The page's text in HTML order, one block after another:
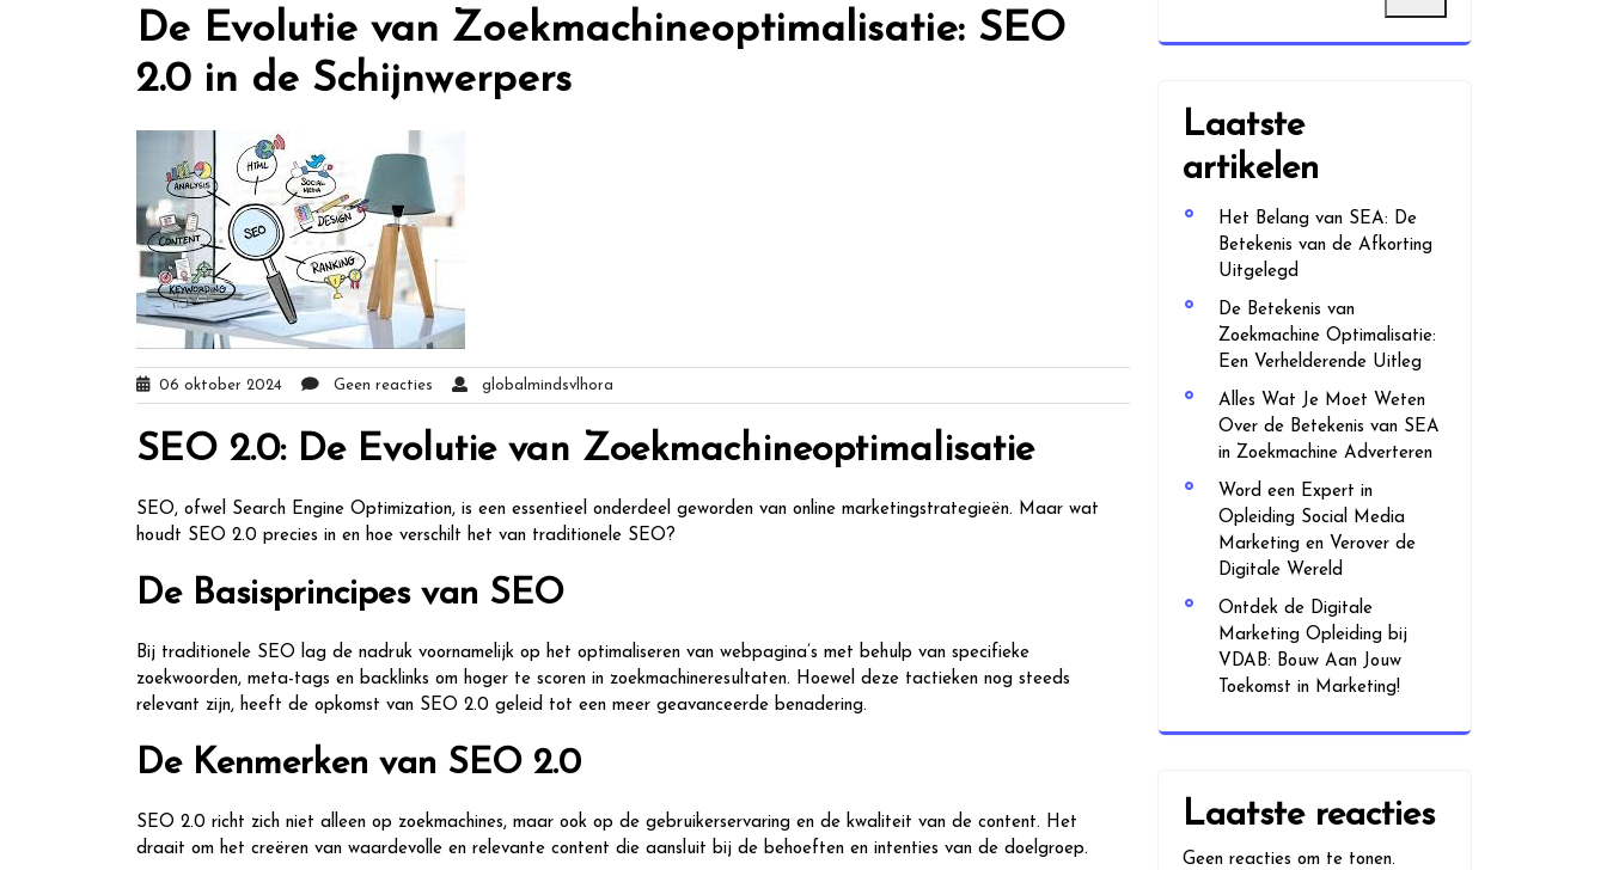
De Evolutie van Zoekmachineoptimalisatie: SEO
2.0 in de Schijnwerpers
06 oktober 2024 Geen reacties globalmindsvlhora
SEO 2.0: De Evolutie van Zoekmachineoptimalisatie
SEO, ofwel Search Engine Optimization, is een essentieel onderdeel geworden van online marketingstrategieën. Maar wat
houdt SEO 2.0 precies in en hoe verschilt het van traditionele SEO?
De Basisprincipes van SEO
Bij traditionele SEO lag de nadruk voornamelijk op het optimaliseren van webpagina’s met behulp van specifieke
zoekwoorden, meta-tags en backlinks om hoger te scoren in zoekmachineresultaten. Hoewel deze tactieken nog steeds
relevant zijn, heeft de opkomst van SEO 2.0 geleid tot een meer geavanceerde benadering.
De Kenmerken van SEO 2.0
SEO 2.0 richt zich niet alleen op zoekmachines, maar ook op de gebruikerservaring en de kwaliteit van de content. Het
draait om het creëren van waardevolle en relevante content die aansluit bij de behoeften en intenties van de doelgroep.
Laatste
artikelen
Het Belang van SEA: De
Betekenis van de Afkorting
Uitgelegd
De Betekenis van
Zoekmachine Optimalisatie:
Een Verhelderende Uitleg
Alles Wat Je Moet Weten
Over de Betekenis van SEA
in Zoekmachine Adverteren
Word een Expert in
Opleiding Social Media
Marketing en Verover de
Digitale Wereld
Ontdek de Digitale
Marketing Opleiding bij
VDAB: Bouw Aan Jouw
Toekomst in Marketing!
Laatste reacties
Geen reacties om te tonen.